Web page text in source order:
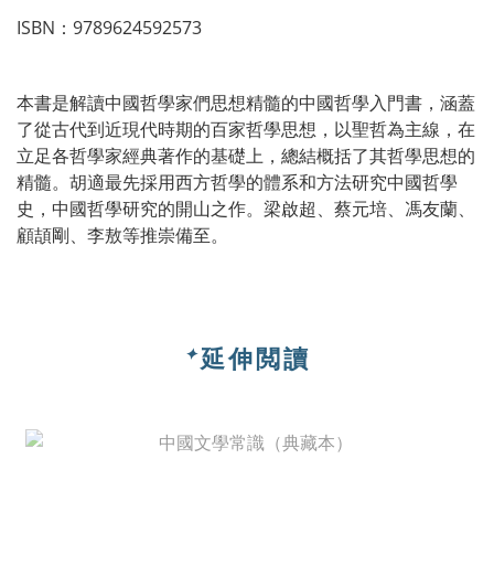
ISBN：9789624592573
本書是解讀中國哲學家們思想精髓的中國哲學入門書，涵蓋
了從古代到近現代時期的百家哲學思想，以聖哲為主線，在
立足各哲學家經典著作的基礎上，總結概括了其哲學思想的
精髓。胡適最先採用西方哲學的體系和方法研究中國哲學
史，中國哲學研究的開山之作。梁啟超、蔡元培、馮友蘭、
顧頡剛、李敖等推崇備至。
✦延伸閲讀